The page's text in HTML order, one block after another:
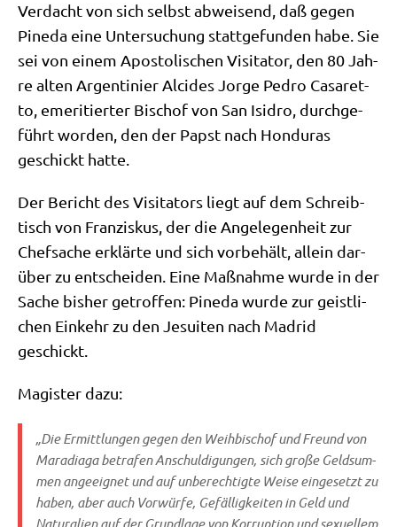
Ver­dacht von sich selbst abwei­send, daß gegen
Pine­da eine Unter­su­chung statt­ge­fun­den habe. Sie
sei von einem Apo­sto­li­schen Visi­ta­tor, den 80 Jah­
re alten Argen­ti­ni­er Alci­des Jor­ge Pedro Casa­ret­
to, eme­ri­tier­ter Bischof von San Isidro, durch­ge­
führt wor­den, den der Papst nach Hon­du­ras
geschickt hatte.
Der Bericht des Visi­ta­tors liegt auf dem Schreib­
tisch von Fran­zis­kus, der die Ange­le­gen­heit zur
Chef­sa­che erklär­te und sich vor­be­hält, allein dar­
über zu ent­schei­den. Eine Maß­nah­me wur­de in der
Sache bis­her getrof­fen: Pine­da wur­de zur geist­li­
chen Ein­kehr zu den Jesui­ten nach Madrid
geschickt.
Magi­ster dazu:
„Die Ermitt­lun­gen gegen den Weih­bi­schof und Freund von
Mara­dia­ga betra­fen Anschul­di­gun­gen, sich gro­ße Geld­sum­
men ange­eig­net und auf unbe­rech­tig­te Wei­se ein­ge­setzt zu
haben, aber auch Vor­wür­fe, Gefäl­lig­kei­ten in Geld und